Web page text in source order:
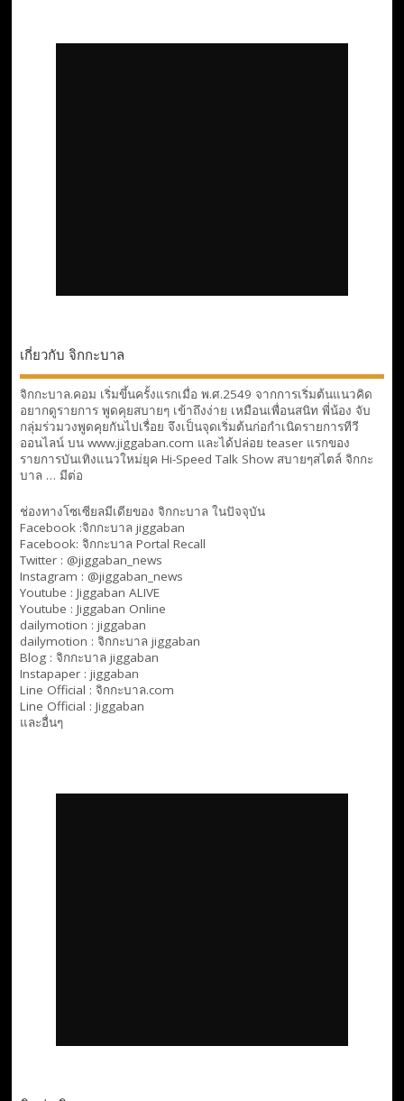
เกี่ยวกับ จิกกะบาล
จิกกะบาล.คอม เริ่มขึ้นครั้งแรกเมื่อ พ.ศ.2549 จากการเริ่มต้นแนวคิด
อยากดูรายการ พูดคุยสบายๆ เข้าถึงง่าย เหมือนเพื่อนสนิท พี่น้อง จับ
กลุ่มร่วมวงพูดคุยกันไปเรื่อย จึงเป็นจุดเริ่มต้นก่อกำเนิดรายการทีวี
ออนไลน์ บน www.jiggaban.com และได้ปล่อย teaser แรกของ
รายการบันเทิงแนวใหม่ยุค Hi-Speed Talk Show สบายๆสไตล์ จิกกะ
บาล … มีต่อ
ช่องทางโซเซียลมีเดียของ จิกกะบาล ในปัจจุบัน
Facebook :จิกกะบาล jiggaban
Facebook: จิกกะบาล Portal Recall
Twitter : @jiggaban_news
Instagram : @jiggaban_news
Youtube : Jiggaban ALIVE
Youtube : Jiggaban Online
dailymotion : jiggaban
dailymotion : จิกกะบาล jiggaban
Blog : จิกกะบาล jiggaban
Instapaper : jiggaban
Line Official : จิกกะบาล.com
Line Official : Jiggaban
และอื่นๆ